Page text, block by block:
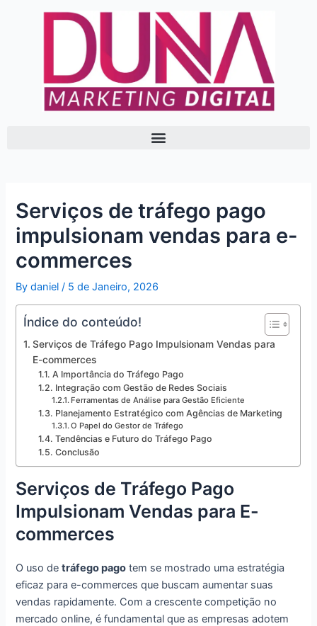
Serviços de tráfego pago
impulsionam vendas para e-
commerces
Bydaniel / 5 de Janeiro, 2026
Índice do conteúdo!
Serviços de Tráfego Pago Impulsionam Vendas para
E-commerces
A Importância do Tráfego Pago
Integração com Gestão de Redes Sociais
Ferramentas de Análise para Gestão Eficiente
Planejamento Estratégico com Agências de Marketing
O Papel do Gestor de Tráfego
Tendências e Futuro do Tráfego Pago
Conclusão
Serviços de Tráfego Pago
Impulsionam Vendas para E-
commerces
O uso detráfego pago tem se mostrado uma estratégia
eficaz para e-commerces que buscam aumentar suas
vendas rapidamente. Com a crescente competição no
mercado online, é fundamental que as empresas adotem
navigation